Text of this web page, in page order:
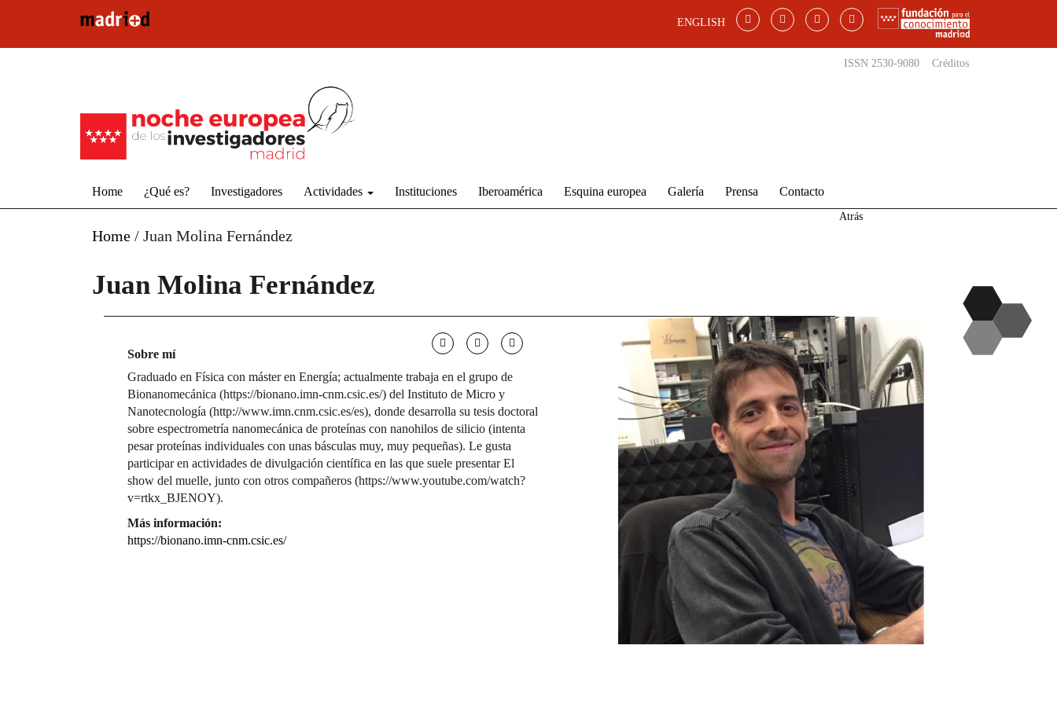
ENGLISH
ISSN 2530-9080 Créditos
Home ¿Qué es? Investigadores Actividades Instituciones Iberoamérica Esquina europea Galería Prensa Contacto
Home / Juan Molina Fernández
Atrás
Juan Molina Fernández
Sobre mí
Graduado en Física con máster en Energía; actualmente trabaja en el grupo de
Bionanomecánica (https://bionano.imn-cnm.csic.es/) del Instituto de Micro y
Nanotecnología (http://www.imn.cnm.csic.es/es), donde desarrolla su tesis doctoral
sobre espectrometría nanomecánica de proteínas con nanohilos de silicio (intenta
pesar proteínas individuales con unas básculas muy, muy pequeñas). Le gusta
participar en actividades de divulgación científica en las que suele presentar El
show del muelle, junto con otros compañeros (https://www.youtube.com/watch?
v=rtkx_BJENOY).
Más información:
https://bionano.imn-cnm.csic.es/